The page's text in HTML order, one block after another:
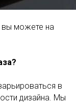
вы можете на
в
дизайна. Мы